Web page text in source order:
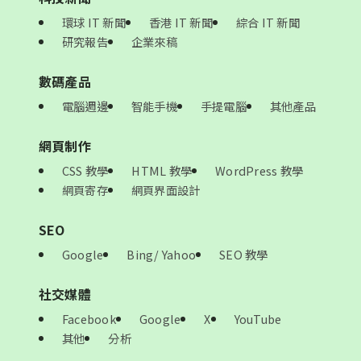
環球 IT 新聞 香港 IT 新聞
綜合 IT 新聞
研究報告
企業來稿
數碼產品
電腦週邊 智能手機 手提電腦 其他產品
網頁制作
CSS 教學 HTML 教學
WordPress 教學
網頁寄存
網頁界面設計
SEO
Google Bing/ Yahoo SEO 教學
社交媒體
Facebook Google X
YouTube
其他
分析